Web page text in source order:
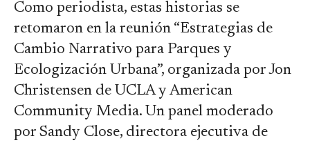
Como periodista, estas historias se
retomaron en la reunión “Estrategias de
Cambio Narrativo para Parques y
Ecologización Urbana”, organizada por Jon
Christensen de UCLA y American
Community Media. Un panel moderado
por Sandy Close, directora ejecutiva de